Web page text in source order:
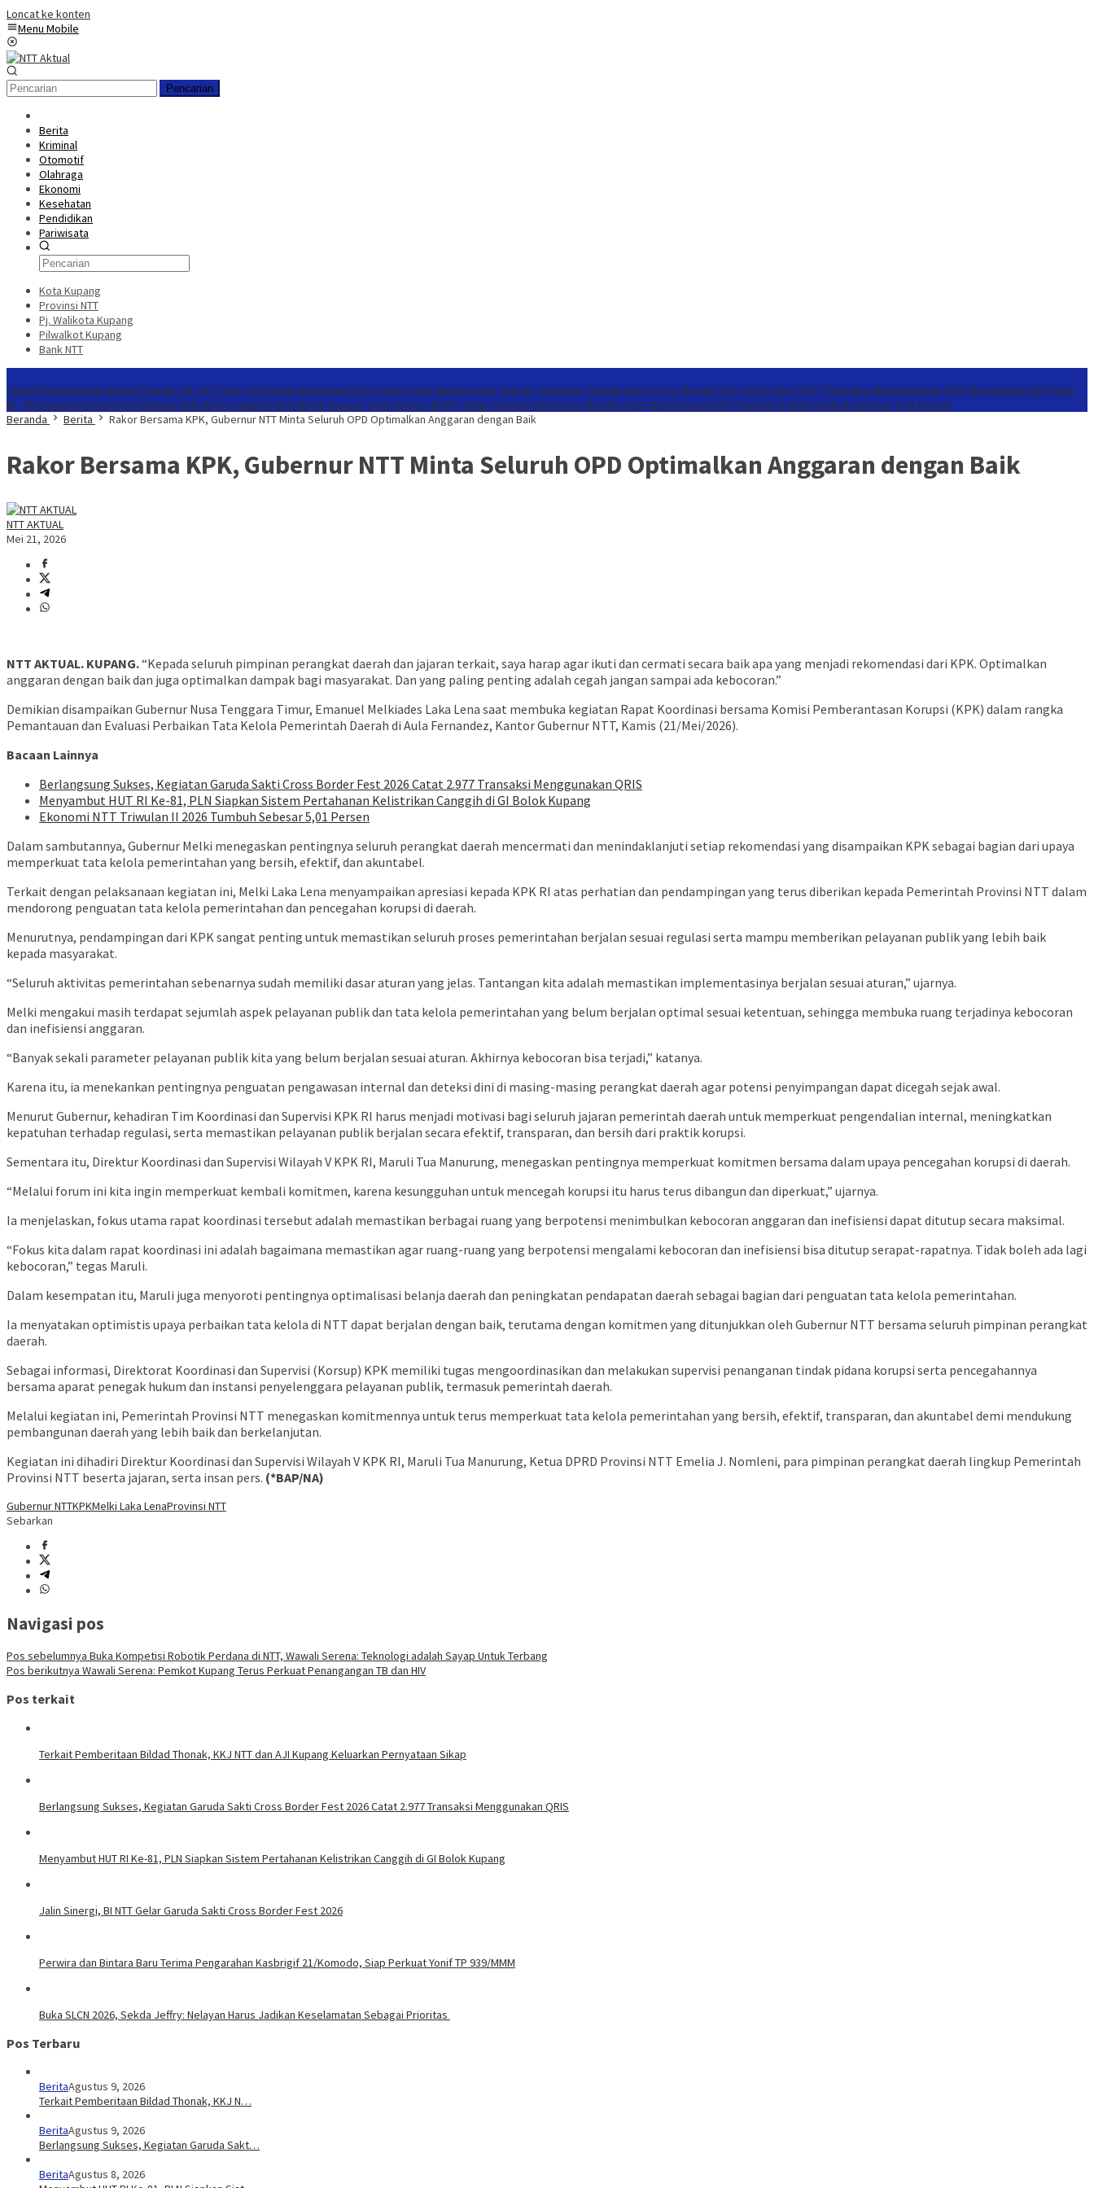
Loncat ke konten
Menu Mobile
Pencarian
Berita
Kriminal
Otomotif
Olahraga
Ekonomi
Kesehatan
Pendidikan
Pariwisata
Kota Kupang
Provinsi NTT
Pj. Walikota Kupang
Pilwalkot Kupang
Bank NTT
Terkait Pemberitaan Bildad Thonak, KKJ NTT dan AJI Kupang Keluarkan Pernyataan Sikap Berlangsung Sukses, Kegiatan Garuda Sakti Cross Border Fest 2026 Catat 2.977 Transaksi Menggunakan QRIS Menyambut HUT RI Ke-
81, PLN Siapkan Sistem Pertahanan Kelistrikan Canggih di GI Bolok Kupang Jalin Sinergi, BI NTT Gelar Garuda Sakti Cross Border Fest 2026 Ekonomi NTT Triwulan II 2026 Tumbuh Sebesar 5,01 Persen
Beranda
Berita Rakor Bersama KPK, Gubernur NTT Minta Seluruh OPD Optimalkan Anggaran dengan Baik
Rakor Bersama KPK, Gubernur NTT Minta Seluruh OPD Optimalkan Anggaran dengan Baik
NTT AKTUAL
Mei 21, 2026
NTT AKTUAL. KUPANG.“Kepada seluruh pimpinan perangkat daerah dan jajaran terkait, saya harap agar ikuti dan cermati secara baik apa yang menjadi rekomendasi dari KPK. Optimalkan
anggaran dengan baik dan juga optimalkan dampak bagi masyarakat. Dan yang paling penting adalah cegah jangan sampai ada kebocoran.”
Demikian disampaikan Gubernur Nusa Tenggara Timur, Emanuel Melkiades Laka Lena saat membuka kegiatan Rapat Koordinasi bersama Komisi Pemberantasan Korupsi (KPK) dalam rangka
Pemantauan dan Evaluasi Perbaikan Tata Kelola Pemerintah Daerah di Aula Fernandez, Kantor Gubernur NTT, Kamis (21/Mei/2026).
Bacaan Lainnya
Berlangsung Sukses, Kegiatan Garuda Sakti Cross Border Fest 2026 Catat 2.977 Transaksi Menggunakan QRIS
Menyambut HUT RI Ke-81, PLN Siapkan Sistem Pertahanan Kelistrikan Canggih di GI Bolok Kupang
Ekonomi NTT Triwulan II 2026 Tumbuh Sebesar 5,01 Persen
Dalam sambutannya, Gubernur Melki menegaskan pentingnya seluruh perangkat daerah mencermati dan menindaklanjuti setiap rekomendasi yang disampaikan KPK sebagai bagian dari upaya
memperkuat tata kelola pemerintahan yang bersih, efektif, dan akuntabel.
Terkait dengan pelaksanaan kegiatan ini, Melki Laka Lena menyampaikan apresiasi kepada KPK RI atas perhatian dan pendampingan yang terus diberikan kepada Pemerintah Provinsi NTT dalam
mendorong penguatan tata kelola pemerintahan dan pencegahan korupsi di daerah.
Menurutnya, pendampingan dari KPK sangat penting untuk memastikan seluruh proses pemerintahan berjalan sesuai regulasi serta mampu memberikan pelayanan publik yang lebih baik
kepada masyarakat.
“Seluruh aktivitas pemerintahan sebenarnya sudah memiliki dasar aturan yang jelas. Tantangan kita adalah memastikan implementasinya berjalan sesuai aturan,” ujarnya.
Melki mengakui masih terdapat sejumlah aspek pelayanan publik dan tata kelola pemerintahan yang belum berjalan optimal sesuai ketentuan, sehingga membuka ruang terjadinya kebocoran
dan inefisiensi anggaran.
“Banyak sekali parameter pelayanan publik kita yang belum berjalan sesuai aturan. Akhirnya kebocoran bisa terjadi,” katanya.
Karena itu, ia menekankan pentingnya penguatan pengawasan internal dan deteksi dini di masing-masing perangkat daerah agar potensi penyimpangan dapat dicegah sejak awal.
Menurut Gubernur, kehadiran Tim Koordinasi dan Supervisi KPK RI harus menjadi motivasi bagi seluruh jajaran pemerintah daerah untuk memperkuat pengendalian internal, meningkatkan
kepatuhan terhadap regulasi, serta memastikan pelayanan publik berjalan secara efektif, transparan, dan bersih dari praktik korupsi.
Sementara itu, Direktur Koordinasi dan Supervisi Wilayah V KPK RI, Maruli Tua Manurung, menegaskan pentingnya memperkuat komitmen bersama dalam upaya pencegahan korupsi di daerah.
“Melalui forum ini kita ingin memperkuat kembali komitmen, karena kesungguhan untuk mencegah korupsi itu harus terus dibangun dan diperkuat,” ujarnya.
Ia menjelaskan, fokus utama rapat koordinasi tersebut adalah memastikan berbagai ruang yang berpotensi menimbulkan kebocoran anggaran dan inefisiensi dapat ditutup secara maksimal.
“Fokus kita dalam rapat koordinasi ini adalah bagaimana memastikan agar ruang-ruang yang berpotensi mengalami kebocoran dan inefisiensi bisa ditutup serapat-rapatnya. Tidak boleh ada lagi
kebocoran,” tegas Maruli.
Dalam kesempatan itu, Maruli juga menyoroti pentingnya optimalisasi belanja daerah dan peningkatan pendapatan daerah sebagai bagian dari penguatan tata kelola pemerintahan.
Ia menyatakan optimistis upaya perbaikan tata kelola di NTT dapat berjalan dengan baik, terutama dengan komitmen yang ditunjukkan oleh Gubernur NTT bersama seluruh pimpinan perangkat
daerah.
Sebagai informasi, Direktorat Koordinasi dan Supervisi (Korsup) KPK memiliki tugas mengoordinasikan dan melakukan supervisi penanganan tindak pidana korupsi serta pencegahannya
bersama aparat penegak hukum dan instansi penyelenggara pelayanan publik, termasuk pemerintah daerah.
Melalui kegiatan ini, Pemerintah Provinsi NTT menegaskan komitmennya untuk terus memperkuat tata kelola pemerintahan yang bersih, efektif, transparan, dan akuntabel demi mendukung
pembangunan daerah yang lebih baik dan berkelanjutan.
Kegiatan ini dihadiri Direktur Koordinasi dan Supervisi Wilayah V KPK RI, Maruli Tua Manurung, Ketua DPRD Provinsi NTT Emelia J. Nomleni, para pimpinan perangkat daerah lingkup Pemerintah
Provinsi NTT beserta jajaran, serta insan pers. (*BAP/NA)
Gubernur NTTKPKMelki Laka LenaProvinsi NTT
Sebarkan
Navigasi pos
Pos sebelumnya Buka Kompetisi Robotik Perdana di NTT, Wawali Serena: Teknologi adalah Sayap Untuk Terbang
Pos berikutnya Wawali Serena: Pemkot Kupang Terus Perkuat Penangangan TB dan HIV
Pos terkait
Terkait Pemberitaan Bildad Thonak, KKJ NTT dan AJI Kupang Keluarkan Pernyataan Sikap
Berlangsung Sukses, Kegiatan Garuda Sakti Cross Border Fest 2026 Catat 2.977 Transaksi Menggunakan QRIS
Menyambut HUT RI Ke-81, PLN Siapkan Sistem Pertahanan Kelistrikan Canggih di GI Bolok Kupang
Jalin Sinergi, BI NTT Gelar Garuda Sakti Cross Border Fest 2026
Perwira dan Bintara Baru Terima Pengarahan Kasbrigif 21/Komodo, Siap Perkuat Yonif TP 939/MMM
Buka SLCN 2026, Sekda Jeffry: Nelayan Harus Jadikan Keselamatan Sebagai Prioritas
Pos Terbaru
BeritaAgustus 9, 2026
Terkait Pemberitaan Bildad Thonak, KKJ N…
BeritaAgustus 9, 2026
Berlangsung Sukses, Kegiatan Garuda Sakt…
BeritaAgustus 8, 2026